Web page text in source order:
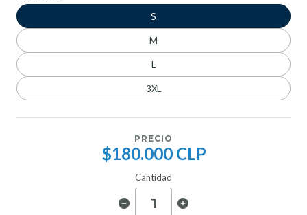
S
M
L
3XL
PRECIO
$180.000 CLP
Cantidad